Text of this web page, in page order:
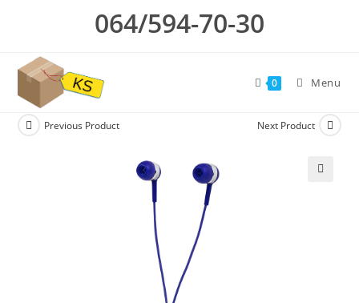
064/594-70-30
0 Menu
Previous Product Next Product